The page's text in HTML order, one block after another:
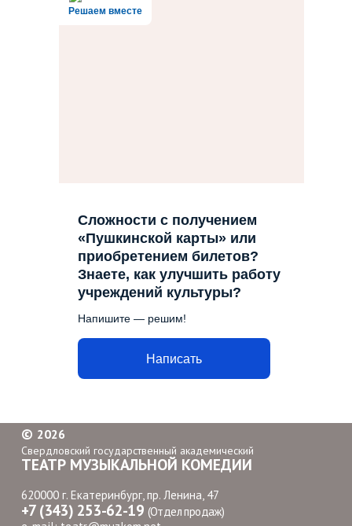
Решаем вместе
Сложности с получением
«Пушкинской карты» или
приобретением билетов?
Знаете, как улучшить работу
учреждений культуры?
Напишите — решим!
Написать
© 2026
Свердловский государственный академический
ТЕАТР МУЗЫКАЛЬНОЙ КОМЕДИИ
620000 г. Екатеринбург, пр. Ленина, 47
+7 (343) 253-62-19 (Отдел продаж)